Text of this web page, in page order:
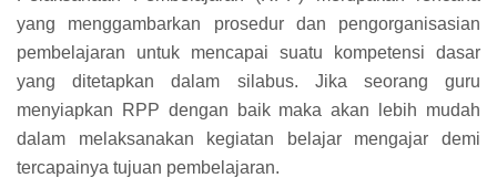
yang menggambarkan prosedur dan pengorganisasian
pembelajaran untuk mencapai suatu kompetensi dasar
yang ditetapkan dalam silabus. Jika seorang guru
menyiapkan RPP dengan baik maka akan lebih mudah
dalam melaksanakan kegiatan belajar mengajar demi
tercapainya tujuan pembelajaran.